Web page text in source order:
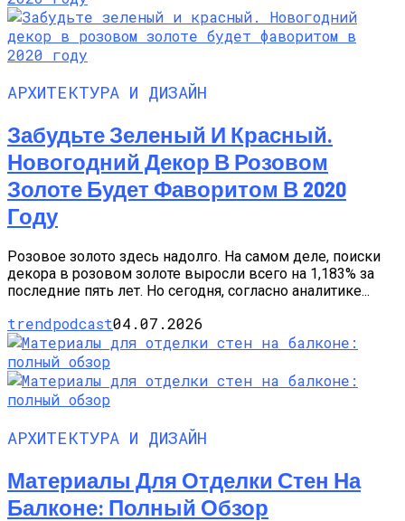
АРХИТЕКТУРА И ДИЗАЙН
Забудьте Зеленый И Красный.
Новогодний Декор В Розовом
Золоте Будет Фаворитом В 2020
Году
Розовое золото здесь надолго. На самом деле, поиски
декора в розовом золоте выросли всего на 1,183% за
последние пять лет. Но сегодня, согласно аналитике...
trendpodcast04.07.2026
АРХИТЕКТУРА И ДИЗАЙН
Материалы Для Отделки Стен На
Балконе: Полный Обзор